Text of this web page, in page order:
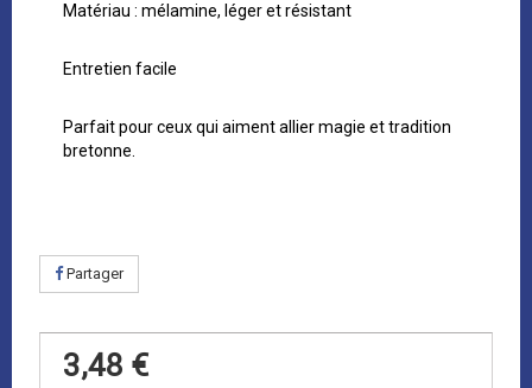
Matériau : mélamine, léger et résistant
Entretien facile
Parfait pour ceux qui aiment allier magie et tradition
bretonne.
Partager
3,48 €